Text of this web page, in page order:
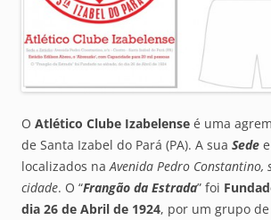
O Atlético Clube Izabelense é uma
de Santa Izabel do Pará (PA). A sua Sede
localizados naAvenida Pedro Constantino,
cidade. O “Frangão da Estrada” foi
dia 26 de Abril de 1924, por um grupo